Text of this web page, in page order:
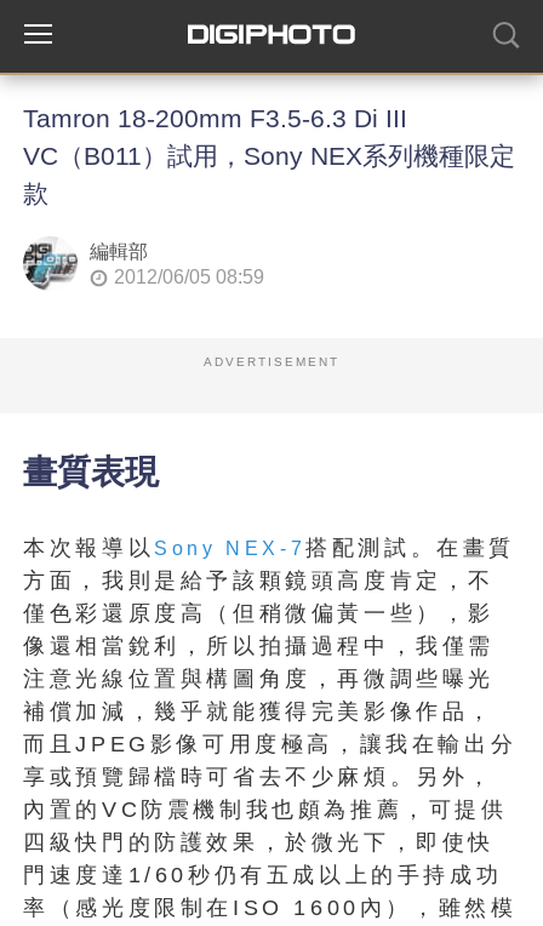
Tamron 18-200mm F3.5-6.3 Di III
VC（B011）試用，Sony NEX系列機種限定
款
編輯部
2012/06/05 08:59
ADVERTISEMENT
畫質表現
本次報導以 Sony NEX-7搭配測試。在畫質
方面，我則是給予該顆鏡頭高度肯定，不
僅色彩還原度高（但稍微偏黃一些），影
像還相當銳利，所以拍攝過程中，我僅需
注意光線位置與構圖角度，再微調些曝光
補償加減，幾乎就能獲得完美影像作品，
而且JPEG影像可用度極高，讓我在輸出分
享或預覽歸檔時可省去不少麻煩。另外，
內置的VC防震機制我也頗為推薦，可提供
四級快門的防護效果，於微光下，即使快
門速度達1/60秒仍有五成以上的手持成功
率（感光度限制在ISO 1600內），雖然模